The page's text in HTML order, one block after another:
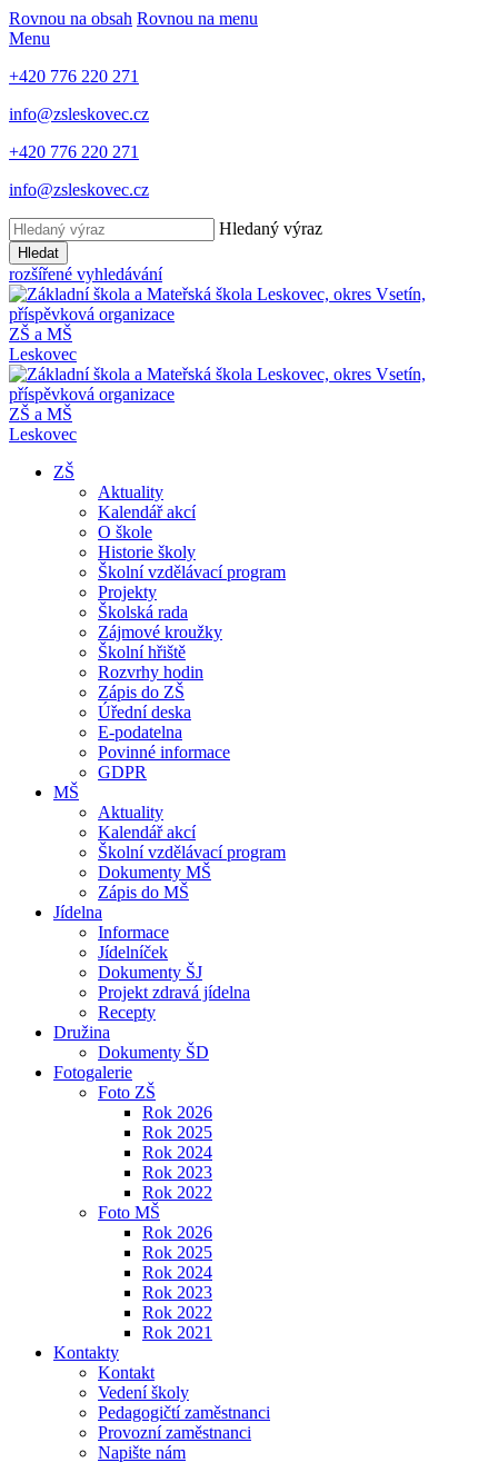
Rovnou na obsah Rovnou na menu
Menu
+420 776 220 271
info@zsleskovec.cz
+420 776 220 271
info@zsleskovec.cz
Hledaný výraz
Hledat
rozšířené vyhledávání
ZŠ a MŠ
Leskovec
ZŠ a MŠ
Leskovec
ZŠ
Aktuality
Kalendář akcí
O škole
Historie školy
Školní vzdělávací program
Projekty
Školská rada
Zájmové kroužky
Školní hřiště
Rozvrhy hodin
Zápis do ZŠ
Úřední deska
E-podatelna
Povinné informace
GDPR
MŠ
Aktuality
Kalendář akcí
Školní vzdělávací program
Dokumenty MŠ
Zápis do MŠ
Jídelna
Informace
Jídelníček
Dokumenty ŠJ
Projekt zdravá jídelna
Recepty
Družina
Dokumenty ŠD
Fotogalerie
Foto ZŠ
Rok 2026
Rok 2025
Rok 2024
Rok 2023
Rok 2022
Foto MŠ
Rok 2026
Rok 2025
Rok 2024
Rok 2023
Rok 2022
Rok 2021
Kontakty
Kontakt
Vedení školy
Pedagogičtí zaměstnanci
Provozní zaměstnanci
Napište nám